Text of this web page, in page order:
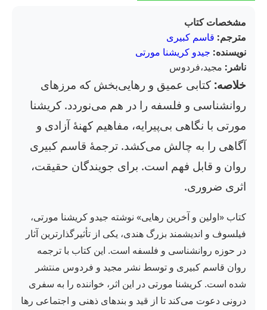
مشخصات کتاب
مترجم: قاسم کبیری
نویسنده: جیدو کریشنا مورتی
ناشر: مجید،فردوس
خلاصه: کتابی عمیق و رهایی‌بخش که مرزهای
روانشناسی و فلسفه را در هم می‌نوردد. کریشنا
مورتی با نگاهی بی‌پیرایه، مفاهیم کهنهٔ آزادی و
آگاهی را به چالش می‌کشد. ترجمهٔ قاسم کبیری
روان و قابل فهم است. برای جویندگان حقیقت،
اثری ضروری.
کتاب «اولین و آخرین رهایی» نوشته جیدو کریشنا مورتی،
فیلسوف و اندیشمند بزرگ هندی، یکی از تأثیرگذارترین آثار
در حوزه روانشناسی و فلسفه است. این کتاب با ترجمه
روان قاسم کبیری و توسط نشر مجید و فردوس منتشر
شده است. کریشنا مورتی در این اثر، خواننده را به سفری
درونی دعوت می‌کند تا از قید و بندهای ذهنی و اجتماعی رها